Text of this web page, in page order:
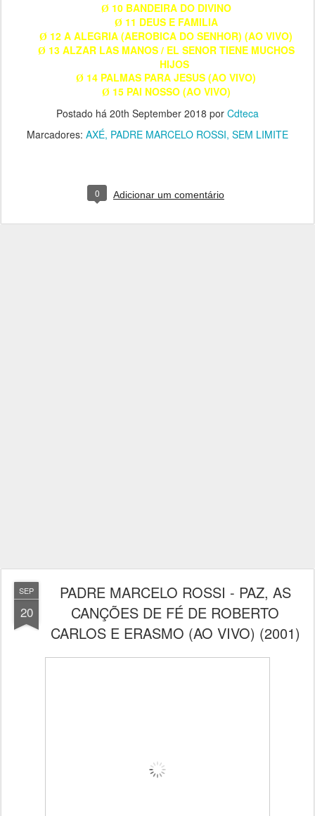
Ø 10 BANDEIRA DO DIVINO
Ø 11 DEUS E FAMILIA
Ø 12 A ALEGRIA (AEROBICA DO SENHOR) (AO VIVO)
Ø 13 ALZAR LAS MANOS / EL SENOR TIENE MUCHOS
HIJOS
Ø 14 PALMAS PARA JESUS (AO VIVO)
Ø 15 PAI NOSSO (AO VIVO)
Postado há 20th September 2018 por Cdteca
Marcadores: AXÉ PADRE MARCELO ROSSI SEM LIMITE
0 Adicionar um comentário
SEP
20
PADRE MARCELO ROSSI - PAZ, AS
CANÇÕES DE FÉ DE ROBERTO
CARLOS E ERASMO (AO VIVO) (2001)